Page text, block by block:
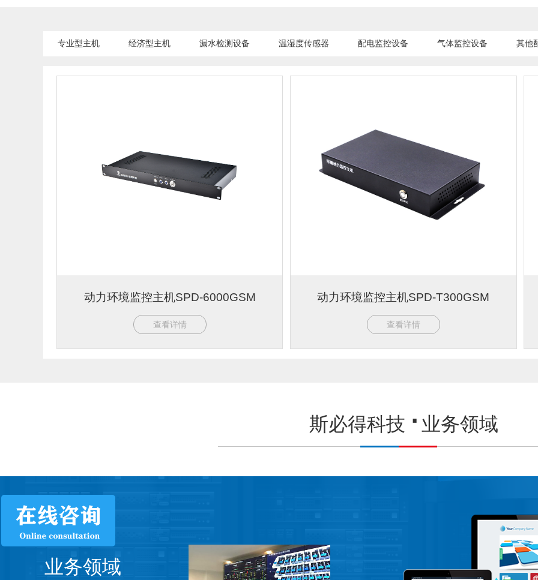
专业型主机 经济型主机 漏水检测设备 温湿度传感器 配电监控设备 气体监控设备 其他
动力环境监控主机SPD-6000GSM
查看详情
动力环境监控主机SPD-T300GSM
查看详情
斯必得科技 业务领域
业务领域